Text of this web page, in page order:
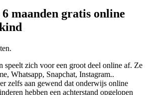
maanden gratis online
speelt zich voor een groot deel online af. Ze
Whatsapp, Snapchat, Instagram..
zelfs aan gewend dat onderwijs online
hebben een achterstand opgelopen